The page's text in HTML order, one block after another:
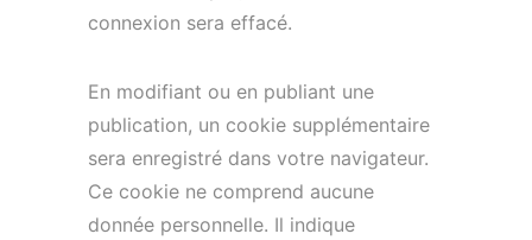
connexion sera effacé.
En modifiant ou en publiant une
publication, un cookie supplémentaire
sera enregistré dans votre navigateur.
Ce cookie ne comprend aucune
donnée personnelle. Il indique